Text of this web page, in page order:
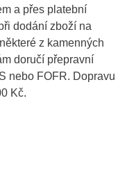
a přes platební
dodání zboží na
z kamenných
doručí přepravní
nebo FOFR. Dopravu
Kč.